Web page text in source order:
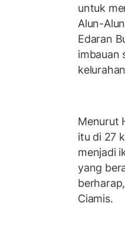
untuk
Alun-
Edaran
imbauan
Menurut
itu di 27
menjadi
yang
Ciamis.